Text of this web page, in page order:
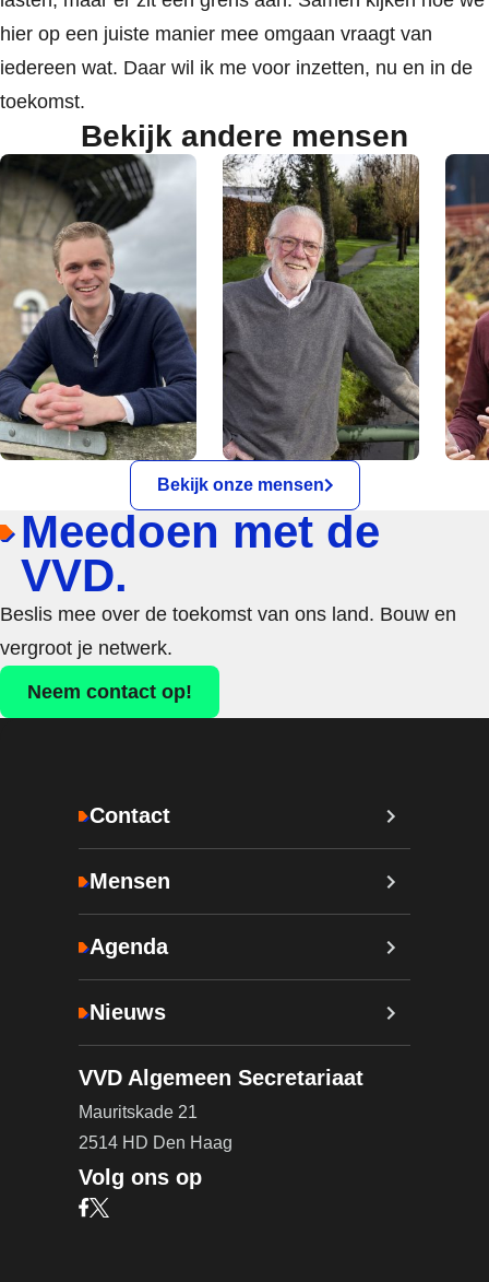
hier op een juiste manier mee omgaan vraagt van
iedereen wat. Daar wil ik me voor inzetten, nu en in de
toekomst.
Bekijk andere mensen
Bekijk onze mensen
Meedoen met de
VVD.
Beslis mee over de toekomst van ons land. Bouw en
vergroot je netwerk.
Neem contact op!
Contact
Mensen
Agenda
Nieuws
VVD Algemeen Secretariaat
Mauritskade 21
2514 HD Den Haag
Volg ons op
Bezoek onze Facebook pagina (opent in nieuw
Bezoek onze X pagina (opent in nieuw tabblad)